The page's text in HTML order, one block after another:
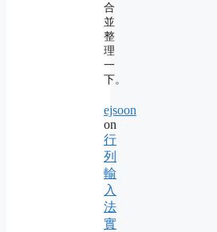
合
並
整
理
一
下。
ejsoon
on
行
列
輸
入
法
實